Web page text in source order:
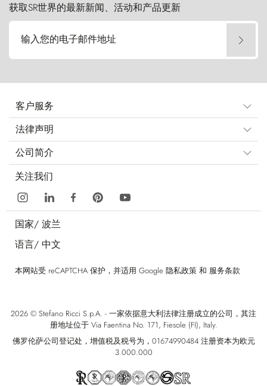
获取SR世界的最新新闻、活动和产品更新
输入您的电子邮件地址
客户服务
法律声明
公司简介
关注我们
国家/ 波兰
语言/ 中文
本网站受 reCAPTCHA 保护，并适用 Google 隐私政策 和 服务条款
2026 © Stefano Ricci S.p.A. - 一家依据意大利法律注册成立的公司，其注
册地址位于 Via Faentina No. 171, Fiesole (FI), Italy.
佛罗伦萨公司登记处，增值税及税号为，01674990484 注册资本为欧元
3.000.000